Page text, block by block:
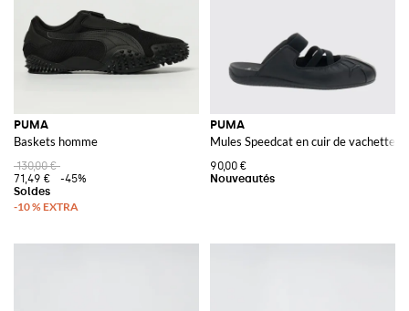
PUMA
Baskets homme
130,00 €
71,49 €
-45%
PUMA
Mules Speedcat en cuir de vachette
90,00 €